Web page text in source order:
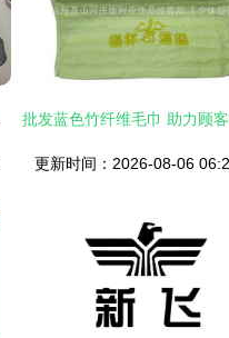
更新时间：2026-08-06